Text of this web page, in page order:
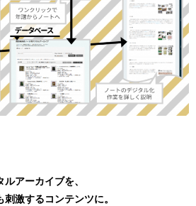
アーカイブを、
激するコンテンツに。